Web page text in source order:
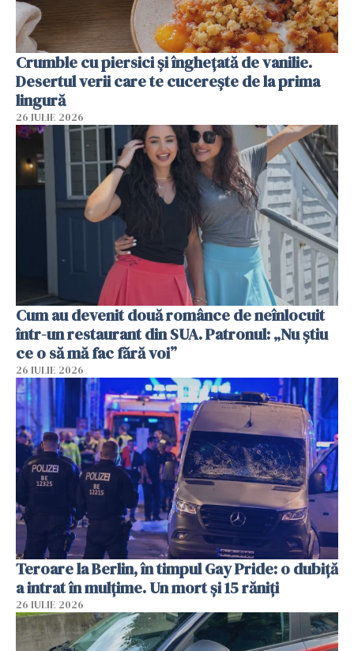
Crumble cu piersici și înghețată de vanilie.
Desertul verii care te cucerește de la prima
lingură
26 IULIE 2026
Cum au devenit două românce de neînlocuit
într-un restaurant din SUA. Patronul: „Nu știu
ce o să mă fac fără voi”
26 IULIE 2026
Teroare la Berlin, în timpul Gay Pride: o dubiță
a intrat în mulțime. Un mort și 15 răniți
26 IULIE 2026